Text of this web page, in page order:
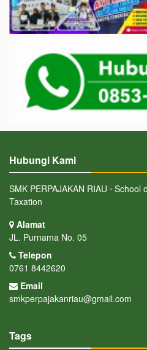
Hubungi Kami
SMK PERPAJAKAN RIAU ⋅
Taxation
Alamat
JL. Purnama No. 05
Telepon
0761 8442620
Email
smkperpajakanriau@gmail.com
Tags